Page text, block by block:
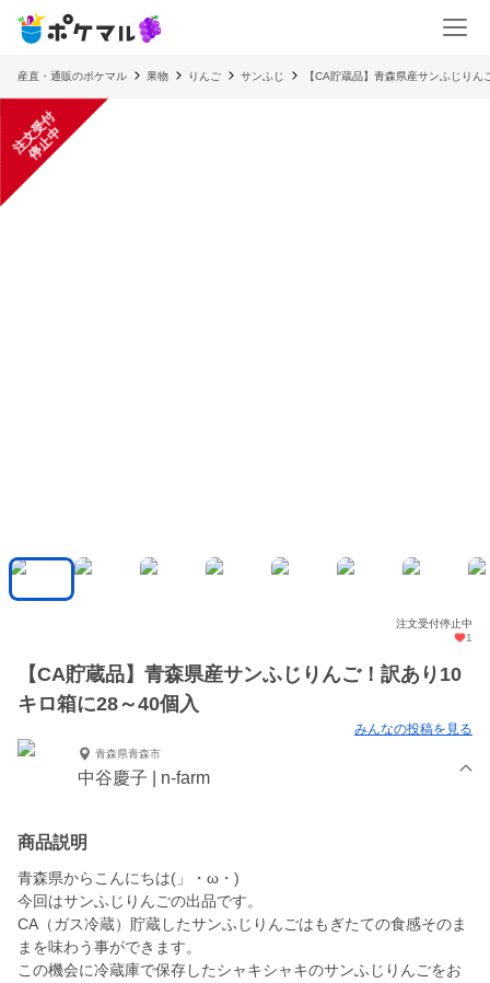
産直・通販のポケマル 果物 りんご サンふじ 【CA貯蔵品】青森県産サンふじり
注
文
受
付
停
止
中
注文受付停止中
1
【CA貯蔵品】青森県産サンふじりんご！訳あり10
キロ箱に28～40個入
みんなの投稿を見る
青森県青森市
中谷慶子 | n-farm
商品説明
青森県からこんにちは(」・ω・)
今回はサンふじりんごの出品です。
CA（ガス冷蔵）貯蔵したサンふじりんごはもぎたての食感そのま
まを味わう事ができます。
この機会に冷蔵庫で保存したシャキシャキのサンふじりんごをお